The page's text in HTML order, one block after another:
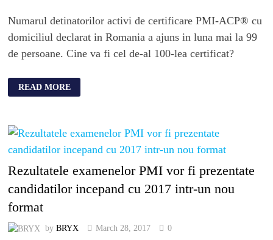
Numarul detinatorilor activi de certificare PMI-ACP® cu
domiciliul declarat in Romania a ajuns in luna mai la 99
de persoane. Cine va fi cel de-al 100-lea certificat?
READ MORE
Rezultatele examenelor PMI vor fi prezentate
candidatilor incepand cu 2017 intr-un nou
format
by BRYX March 28, 2017 0